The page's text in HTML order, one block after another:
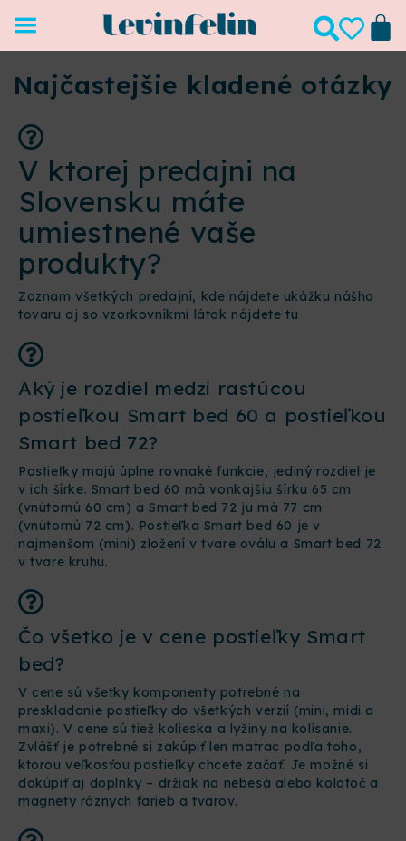
Najčastejšie kladené otázky
V ktorej predajni na
Slovensku máte
umiestnené vaše
produkty?
Zoznam všetkých predajní, kde nájdete ukážku nášho
tovaru aj so vzorkovníkmi látok nájdete tu
Aký je rozdiel medzi rastúcou
postieľkou Smart bed 60 a postieľkou
Smart bed 72?
Postieľky majú úplne rovnaké funkcie, jediný rozdiel je
v ich šírke. Smart bed 60 má vonkajšiu šírku 65 cm
(vnútornú 60 cm) a Smart bed 72 ju má 77 cm
(vnútornú 72 cm). Postieľka Smart bed 60 je v
najmenšom (mini) zložení v tvare oválu a Smart bed 72
v tvare kruhu.
Čo všetko je v cene postieľky Smart
bed?
V cene sú všetky komponenty potrebné na
preskladanie postieľky do všetkých verzií (mini, midi a
maxi). V cene sú tiež kolieska a lyžiny na kolísanie.
Zvlášť je potrebné si zakúpiť len matrac podľa toho,
ktorou veľkosťou postieľky chcete začať. Je možné si
dokúpiť aj doplnky – držiak na nebesá alebo kolotoč a
magnety rôznych farieb a tvarov.